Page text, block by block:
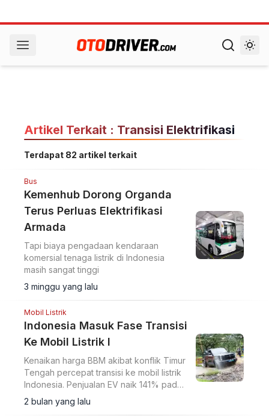
Artikel Terkait : Transisi Elektrifikasi
Terdapat 82 artikel terkait
Bus
Kemenhub Dorong Organda
Terus Perluas Elektrifikasi
Armada
Tapi biaya pengadaan kendaraan
komersial tenaga listrik di Indonesia
masih sangat tinggi
3 minggu yang lalu
Mobil Listrik
Indonesia Masuk Fase Transisi
Ke Mobil Listrik I
Kenaikan harga BBM akibat konflik Timur
Tengah percepat transisi ke mobil listrik
Indonesia. Penjualan EV naik 141% pada
2025, data Gaikindo.
2 bulan yang lalu